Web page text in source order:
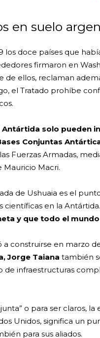
en suelo
los doce países que
firmaron en
de ellos, reclaman
el Tratado prohíbe
Antártida solo pueden
Conjuntas
Fuerzas Armadas,
Mauricio Macri.
de Ushuaia es el
científicas en la Antártida.
y que todo el
a construirse en marzo
Jorge Taiana también
de infraestructuras
o para ser claros,
Unidos, significa un
para sus aliados.